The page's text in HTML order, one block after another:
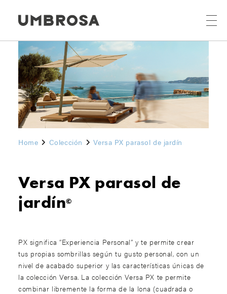
Home Colección Versa PX parasol de jardín
Versa PX parasol de
jardín©
PX significa “Experiencia Personal” y te permite crear
tus propias sombrillas según tu gusto personal, con un
nivel de acabado superior y las características únicas de
la colección Versa. La colección Versa PX te permite
combinar libremente la forma de la lona (cuadrada o